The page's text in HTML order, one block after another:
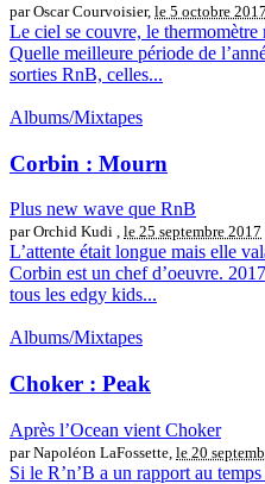
par Oscar Courvoisier, le 5 octobre 2017
Le ciel se couvre, le thermomètre
Quelle meilleure période de
sorties RnB, celles...
Albums/Mixtapes
Corbin : Mourn
Plus new wave que RnB
par Orchid Kudi , le 25 septembre 2017
L’attente était longue mais elle
Corbin est un chef d’oeuvre.
tous les edgy kids...
Albums/Mixtapes
Choker : Peak
Après l’Ocean vient Choker
par Napoléon LaFossette, le 20
Si le R’n’B a un rapport au